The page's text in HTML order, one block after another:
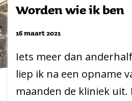
Worden wie ik ben
16 maart 2021
Iets meer dan
liep ik na een opname
maanden de kliniek uit.